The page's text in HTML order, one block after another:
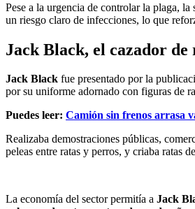
Pese a la urgencia de controlar la plaga,
un riesgo claro de infecciones, lo que
Jack Black, el cazador de
Jack Black fue presentado por la
por su uniforme adornado con figuras de
Puedes leer: Camión sin frenos arrasa
Realizaba demostraciones públicas,
peleas entre ratas y perros, y criaba ratas
La economía del sector permitía a Jack